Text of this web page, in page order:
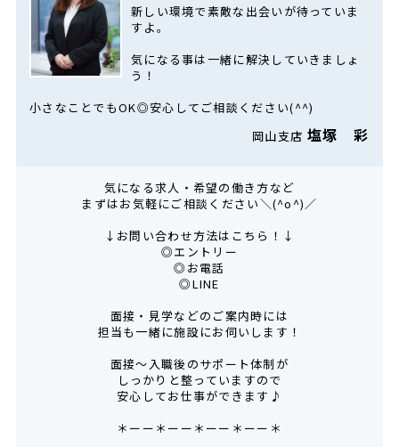
新しい環境で素敵な出会いが待っていま
すよ。
気になる事は一緒に解決していきましょ
う！
小さなことでもOK◎安心してご相談ください(^^)
岡山支店 塩塚 彩
気になる求人・希望の働き方など
まずはお気軽にご相談ください＼(^o^)／
↓お問い合わせ方法はこちら！↓
◎エントリー
◎お電話
◎LINE
面接・見学などのご案内時には
担当も一緒に施設にお伺いします！
面接～入職後のサポート体制が
しっかりと整っていますので
安心してお仕事ができます♪
＊ーー＊ーー＊ーー＊ーー＊